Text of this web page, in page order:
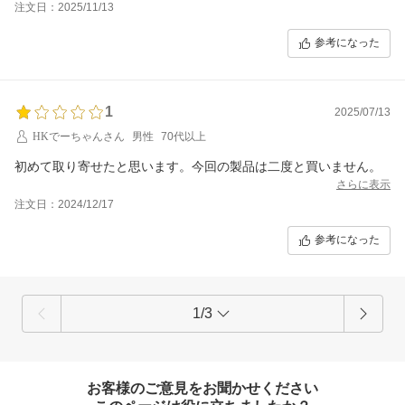
注文日：2025/11/13
参考になった
1
2025/07/13
HKでーちゃんさん
男性 70代以上
初めて取り寄せたと思います。今回の製品は二度と買いません。
さらに表示
注文日：2024/12/17
参考になった
1/3
お客様のご意見をお聞かせください